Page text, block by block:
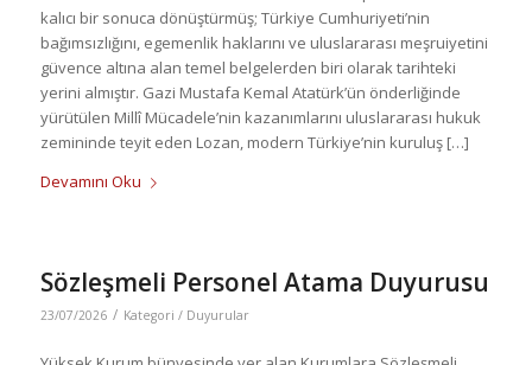
kalıcı bir sonuca dönüştürmüş; Türkiye Cumhuriyeti’nin
bağımsızlığını, egemenlik haklarını ve uluslararası meşruiyetini
güvence altına alan temel belgelerden biri olarak tarihteki
yerini almıştır. Gazi Mustafa Kemal Atatürk’ün önderliğinde
yürütülen Millî Mücadele’nin kazanımlarını uluslararası hukuk
zemininde teyit eden Lozan, modern Türkiye’nin kuruluş […]
Devamını Oku
Sözleşmeli Personel Atama Duyurusu
23/07/2026 / Kategori / Duyurular